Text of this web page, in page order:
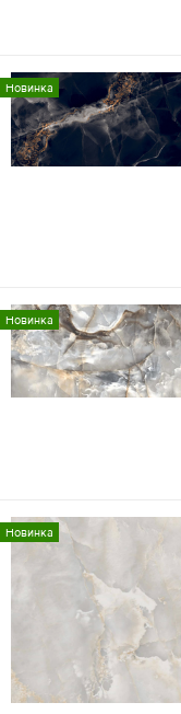
Новинка
Новинка
Новинка